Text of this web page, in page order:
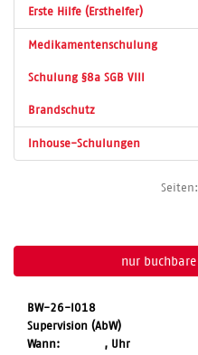
Erste Hilfe (Ersthelfer)
Medikamentenschulung
Schulung §8a SGB VIII
Brandschutz
Inhouse-Schulungen
Seiten:
nur buchbare
BW-26-I018
Supervision (AbW)
Wann:
, Uhr